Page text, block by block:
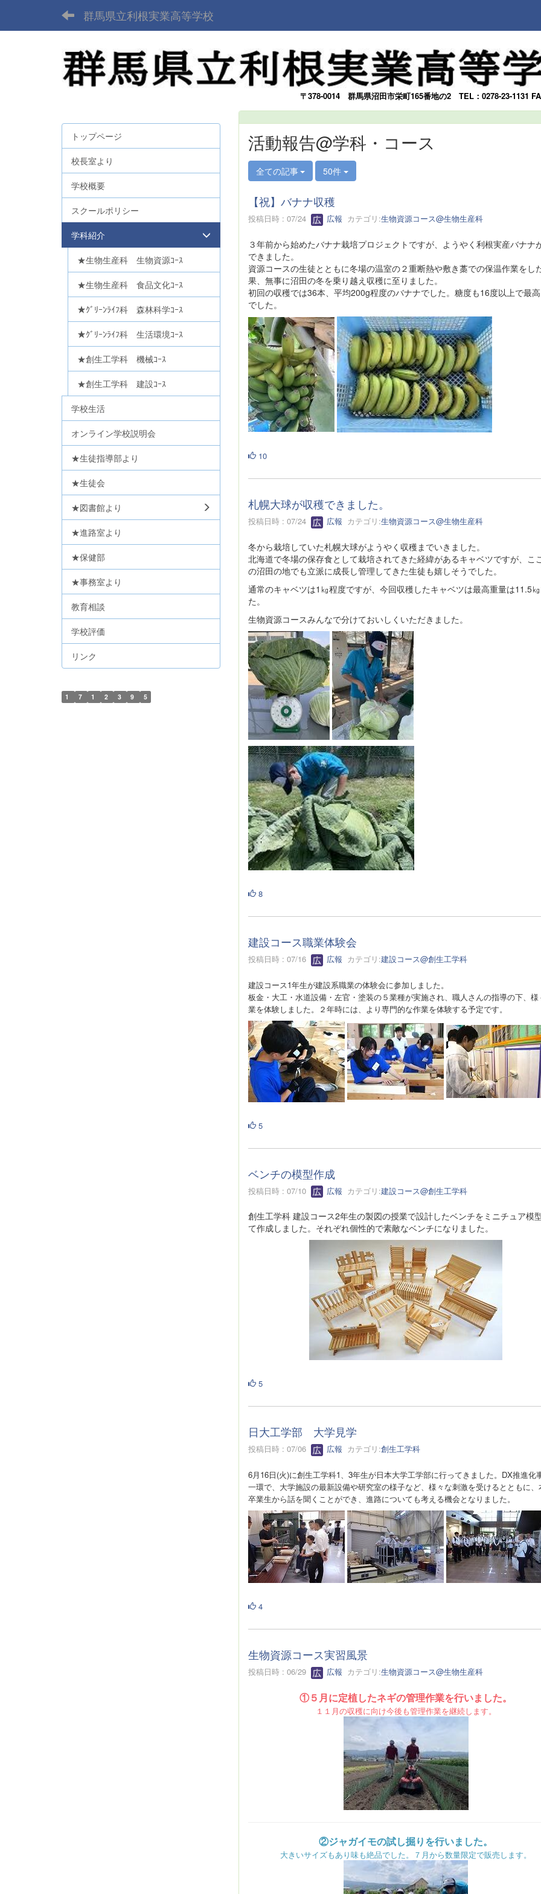
群馬県立利根実業高等学校
〒378-0014 群馬県沼田市栄町165番地の2 TEL：0278-23-1131
活動報告@学科・コース
全ての記事 50件
【祝】バナナ収穫
投稿日時 : 07/24 広報 カテゴリ:生物資源コース@生物生産科
３年前から始めたバナナ栽培プロジェクトですが、ようやく利根実産バナナ
できました。
資源コースの生徒とともに冬場の温室の２重断熱や敷き藁での保温作業をし
果、無事に沼田の冬を乗り越え収穫に至りました。
初回の収穫では36本、平均200g程度のバナナでした。糖度も16度以上で最
でした。
10
札幌大球が収穫できました。
投稿日時 : 07/24 広報 カテゴリ:生物資源コース@生物生産科
冬から栽培していた札幌大球がようやく収穫までいきました。
北海道で冬場の保存食として栽培されてきた経緯があるキャベツですが、こ
の沼田の地でも立派に成長し管理してきた生徒も嬉しそうでした。
通常のキャベツは1㎏程度ですが、今回収穫したキャベツは最高重量は11.5
た。
生物資源コースみんなで分けておいしくいただきました。
8
建設コース職業体験会
投稿日時 : 07/16 広報 カテゴリ:建設コース@創生工学科
建設コース1年生が建設系職業の体験会に参加しました。
板金・大工・水道設備・左官・塗装の５業種が実施され、職人さんの指導の下、様
業を体験しました。２年時には、より専門的な作業を体験する予定です。
5
ベンチの模型作成
投稿日時 : 07/10 広報 カテゴリ:建設コース@創生工学科
創生工学科 建設コース2年生の製図の授業で設計したベンチをミニチュア模
て作成しました。それぞれ個性的で素敵なベンチになりました。
5
日大工学部 大学見学
投稿日時 : 07/06 広報 カテゴリ:創生工学科
6月16日(火)に創生工学科1、3年生が日本大学工学部に行ってきました。DX推進化
一環で、大学施設の最新設備や研究室の様子など、様々な刺激を受けるとともに、
卒業生から話を聞くことができ、進路についても考える機会となりました。
4
生物資源コース実習風景
投稿日時 : 06/29 広報 カテゴリ:生物資源コース@生物生産科
①５月に定植したネギの管理作業を行いました。
１１月の収穫に向け今後も管理作業を継続します。
②ジャガイモの試し掘りを行いました。
大きいサイズもあり味も絶品でした。７月から数量限定で販売します。
トップページ
校長室より
学校概要
スクールポリシー
学科紹介
★生物生産科 生物資源ｺｰｽ
★生物生産科 食品文化ｺｰｽ
★ｸﾞﾘｰﾝﾗｲﾌ科 森林科学ｺｰｽ
★ｸﾞﾘｰﾝﾗｲﾌ科 生活環境ｺｰｽ
★創生工学科 機械ｺｰｽ
★創生工学科 建設ｺｰｽ
学校生活
オンライン学校説明会
★生徒指導部より
★生徒会
★図書館より
★進路室より
★保健部
★事務室より
教育相談
学校評価
リンク
1 7 1 2 3 9 5